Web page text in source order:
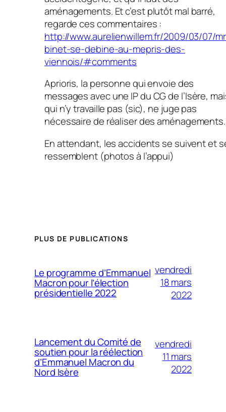
aménagements. Et c’est plutôt mal barré,
regarde ces commentaires :
http://www.aurelienwillem.fr/2009/03/07/
binet-se-debine-au-mepris-des-
viennois/#comments
Aprioris, la personne qui envoie des
messages avec une IP du CG de l’Isère,
qui n’y travaille pas (sic), ne juge pas
nécessaire de réaliser des aménagements.
En attendant, les accidents se suivent et
ressemblent (photos à l’appui)
PLUS DE PUBLICATIONS
Le programme d’Emmanuel
Macron pour l’élection
présidentielle 2022
vendredi
18 mars
2022
Lancement du Comité de
soutien pour la réélection
d’Emmanuel Macron du
Nord Isère
vendredi
11 mars
2022